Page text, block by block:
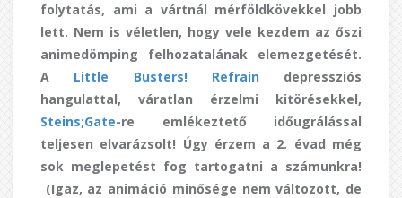
folytatás, ami a vártnál mérföldkövekkel jobb
lett. Nem is véletlen, hogy vele kezdem az őszi
animedömping felhozatalának elemezgetését.
A Little Busters! Refraindepressziós
hangulattal, váratlan érzelmi kitörésekkel,
Steins;Gate-re emlékeztető időugrálással
teljesen elvarázsolt! Úgy érzem a 2. évad még
sok meglepetést fog tartogatni a számunkra!
(Igaz, az animáció minősége nem változott, de